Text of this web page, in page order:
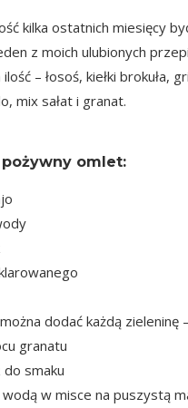
kilka ostatnich miesięcy
z moich ulubionych
– łosoś, kiełki
mix sałat i granat.
pożywny omlet:
dodać każdą
granatu
smaku
w misce na puszystą